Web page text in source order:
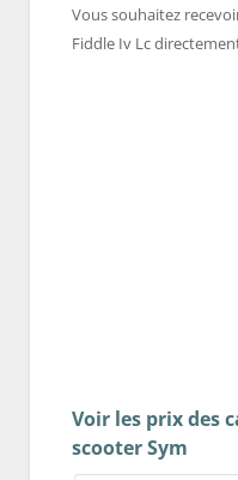
Vous souhaitez
Fiddle Iv Lc
Voir les prix des
scooter Sym